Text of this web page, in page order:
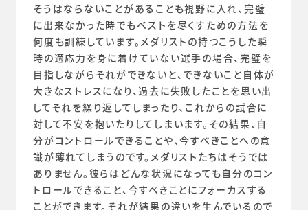
そうはならないことがあることも視野に入れ、完璧
に出来なかった時でもベストを尽くすための方法を
何度も訓練しています。メダリストの持つこうした瞬
時の適応力を身に着けていない選手の場合、完璧を
目指しながらそれができないと、できないこと自体が
大きなストレスになり、過去に失敗したことを思い出
してそれを繰り返してしまったり、これからの試合に
対して不安を抱いたりしてしまいます。その結果、自
分がコントロールできることや、今すべきことへの意
識が薄れてしまうのです。メダリストたちはそうでは
ありません。彼らはどんな状況になっても自分のコン
トロールできること、今すべきことにフォーカスする
ことができます。それが結果の違いを生んでいるので